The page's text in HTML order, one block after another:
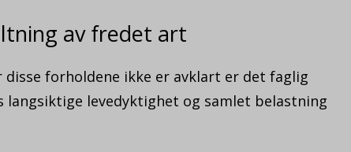
av fredet art
disse forholdene ikke er avklart er det faglig
langsiktige levedyktighet og samlet belastning